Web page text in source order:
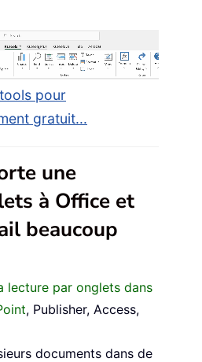
pour
gratuit...
une
à Office et
beaucoup
lecture par onglets dans
, Publisher, Access,
documents dans de